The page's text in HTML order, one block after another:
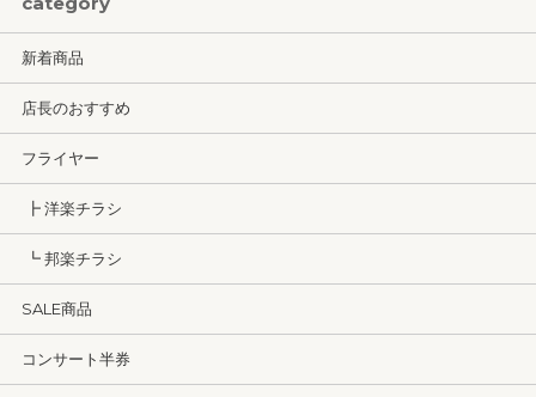
新着商品
店長のおすすめ
フライヤー
┣ 洋楽チラシ
┗ 邦楽チラシ
SALE商品
コンサート半券